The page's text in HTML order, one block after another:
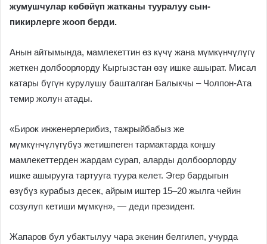
жумушчулар көбөйүп жатканы тууралуу сын-
пикирлерге жооп берди.
Анын айтымында, мамлекеттин өз күчү жана мүмкүнчүлүгү
жеткен долбоорлорду Кыргызстан өзү ишке ашырат. Мисал
катары бүгүн курулушу башталган Балыкчы – Чолпон-Ата
темир жолун атады.
«Бирок инженерлерибиз, тажрыйбабыз же
мүмкүнчүлүгүбүз жетишпеген тармактарда коңшу
мамлекеттерден жардам сурап, аларды долбоорлорду
ишке ашырууга тартууга туура келет. Эгер бардыгын
өзүбүз курабыз десек, айрым иштер 15–20 жылга чейин
созулуп кетиши мүмкүн», — деди президент.
Жапаров бул убактылуу чара экенин белгилеп, учурда